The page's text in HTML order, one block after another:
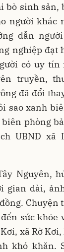
bò sinh sản,
người khác
dẫn
nghiệp đạt
có uy tín
truyền,
đã đổi
sao xanh
phòng
UBND xã
Nguyên,
gian dài,
Chuyện
sức khỏe
xã Rờ
khó khăn.